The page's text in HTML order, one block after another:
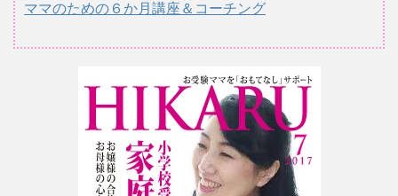
ママのための６か月講座＆コーチング